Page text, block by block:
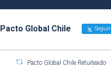
Pacto Global Chile Seguir
Pacto Global Chile Retuiteado